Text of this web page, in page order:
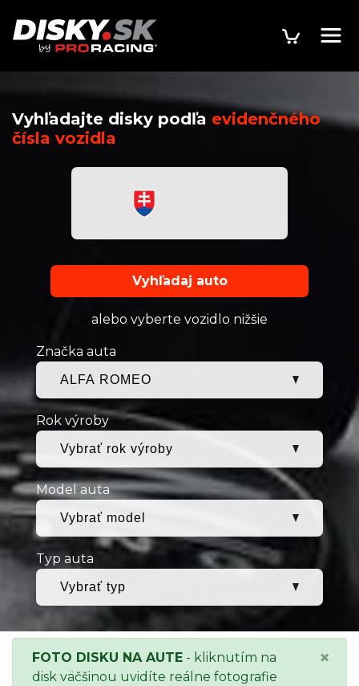
Vyhľadajte disky podľa evidenčného
čísla vozidla
Vyhľadaj auto
alebo vyberte vozidlo nižšie
Značka auta
Rok výroby
Model auta
Typ auta
FOTO DISKU NA AUTE - kliknutím na
disk väčšinou uvidíte reálne fotografie
×